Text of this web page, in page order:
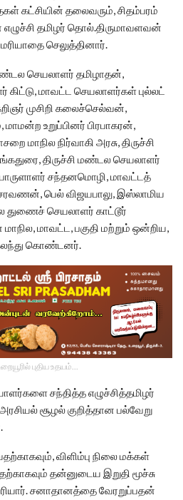
கட்சியின் தலைவரும், சிதம்பரம்
எழுச்சி தமிழர் தொல்.திருமாவளவன்
செலுத்தினார்.
செயலாளர் தமிழாதன்,
மாவட்ட செயலாளர்கள் புல்லட்
முசிறி கலைச்செல்வன்,
உறுப்பினர் பிரபாகரன்,
மாநில நிர்வாகி அரசு, திருச்சி
திருச்சி மண்டல செயலாளர்
சந்தனமொழி, மாவட்டத்
பெல் விஜயபாலு, இஸ்லாமிய
துணைச் செயலாளர் காட்டூர்
மாவட்ட, பகுதி மற்றும் ஒன்றிய,
கொண்டனர்.
புதிய உதயம்...
சந்தித்த எழுச்சித்தமிழர்
சூழல் குறித்தான பல்வேறு
விளிம்பு நிலை மக்கள்
தன்னுடைய இறுதி மூச்சு
சனாதானத்தை வேரறுப்பதன்